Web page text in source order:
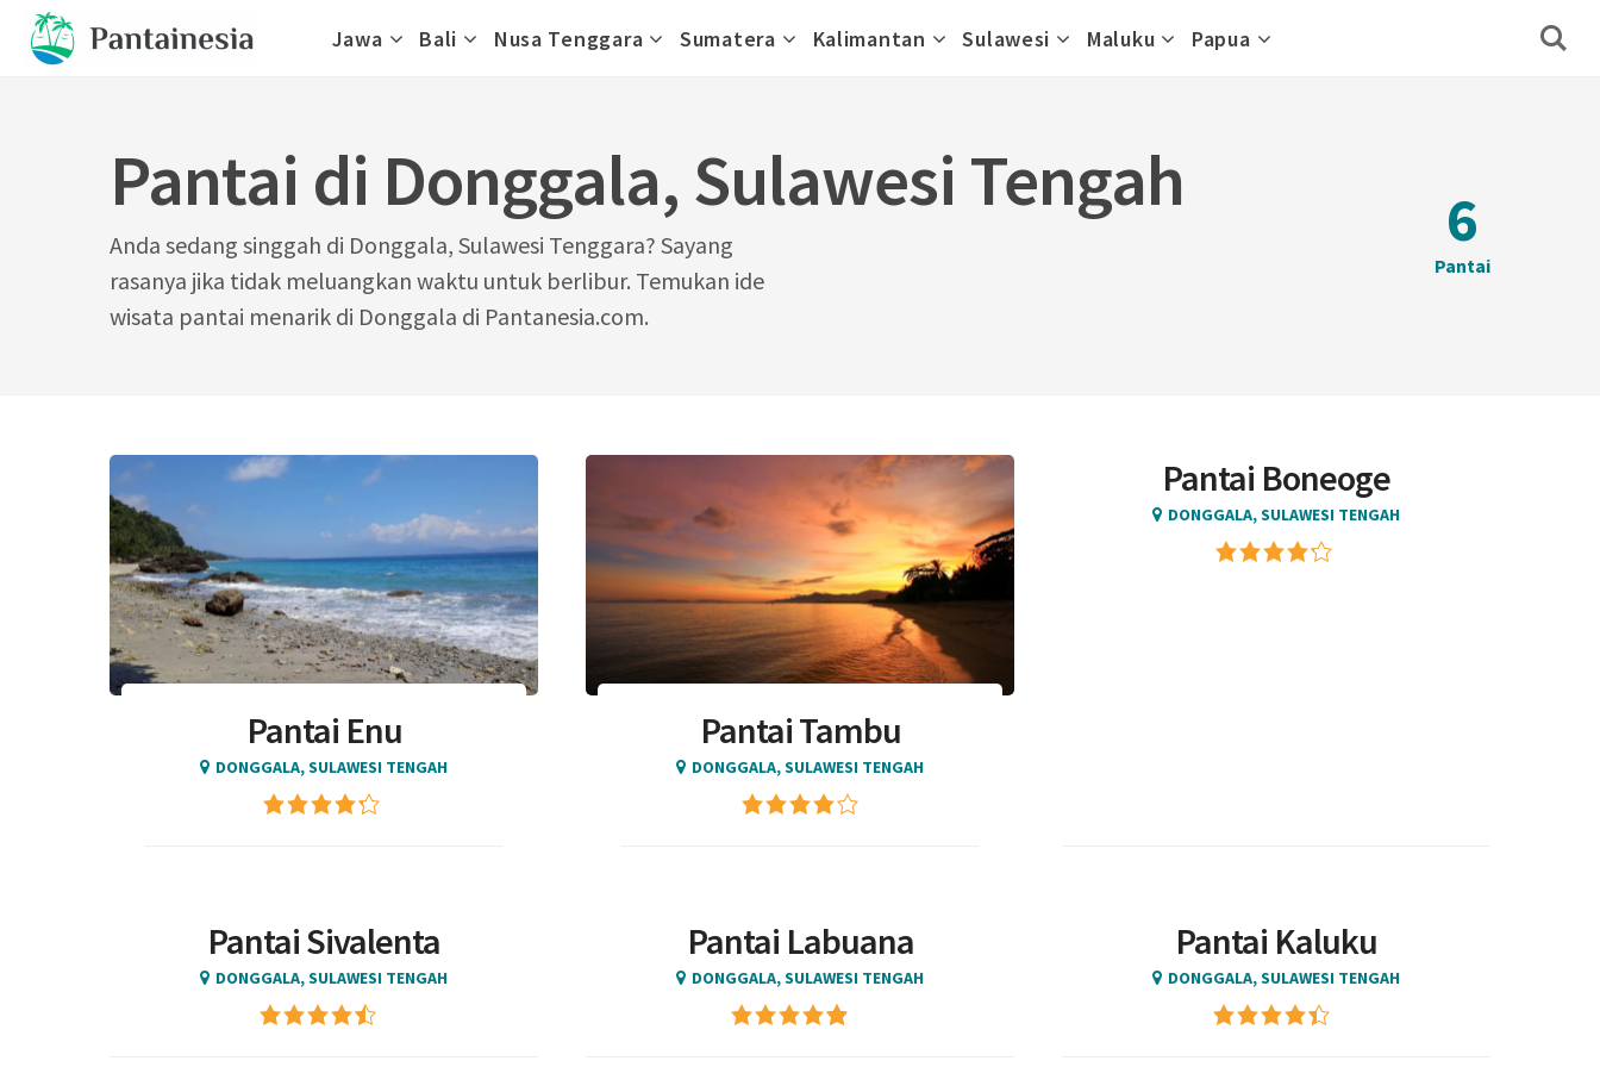
Skip
Jawa Bali Nusa Tenggara Sumatera Kalimantan Sulawesi Maluku Papua
Pantai di Donggala, Sulawesi Tengah
Anda sedang singgah di Donggala, Sulawesi Tenggara? Sayang
rasanya jika tidak meluangkan waktu untuk berlibur. Temukan ide
wisata pantai menarik di Donggala di Pantanesia.com.
6
Pantai
Pantai Enu
DONGGALA, SULAWESI TENGAH
Pantai Tambu
DONGGALA, SULAWESI TENGAH
Pantai Boneoge
DONGGALA, SULAWESI TENGAH
Pantai Sivalenta
DONGGALA, SULAWESI TENGAH
Pantai Labuana
DONGGALA, SULAWESI TENGAH
Pantai Kaluku
DONGGALA, SULAWESI TENGAH